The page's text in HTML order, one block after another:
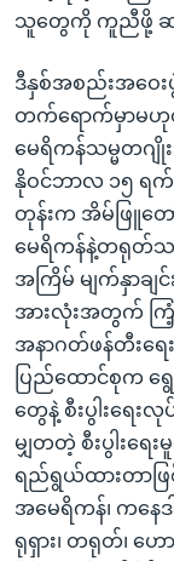
သူတွေကို ကူညီဖို့ ဆန္
ဒီနှစ်အစည်းအဝေး
တက်ရောက်မှာမဟုတ်
မေရိကန်သမ္မတဂ
နိုဝင်ဘာလ ၁၅ ရက်
တုန်းက အိမ်ဖြူတ
မေရိကန်နဲ့တရုတ်သ
အကြိမ် မျက်နှာခ
အားလုံးအတွက် က
အနာဂတ်ဖန်တီးရ
ပြည်ထောင်စုက ရွ
တွေနဲ့ စီးပွါးရေ
မျှတတဲ့ စီးပွါးရေး
ရည်ရွယ်ထားတာဖြ
အမေရိကန်၊ ကနေဒ
ရုရှား၊ တရုတ်၊ ဟေ